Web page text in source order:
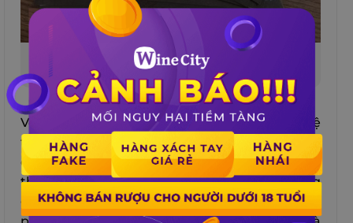
Đi xem phim vào ngày kỷ niệm cũng là một lựa
cho hay
Vé xem phim đôi là cầu nối giữa thế giới nghệ
thuật và tình cảm của bạn, mở ra không gian
để hai bạn cùng tận hưởng những giây phút
thư giãn và hạnh phúc bên nhau. Trong không
gian ánh sáng và âm thanh của rạp chiếu